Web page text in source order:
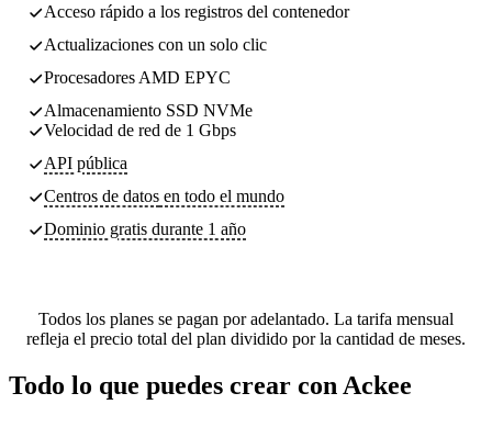
Acceso rápido a los registros del contenedor
Actualizaciones con un solo clic
Procesadores AMD EPYC
Almacenamiento SSD NVMe
Velocidad de red de 1 Gbps
API pública
Centros de datos en todo el mundo
Dominio gratis durante 1 año
Todos los planes se pagan por adelantado. La tarifa mensual
refleja el precio total del plan dividido por la cantidad de meses.
Todo lo que puedes crear con Ackee